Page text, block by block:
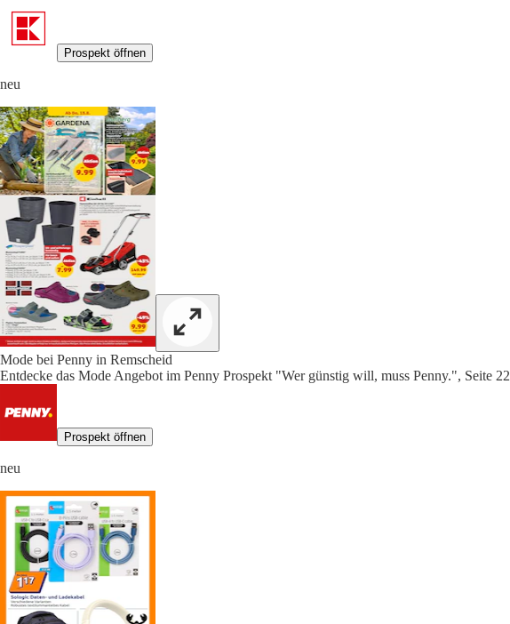
Prospekt öffnen
neu
Mode bei Penny in Remscheid
Entdecke das Mode Angebot im Penny Prospekt "Wer günstig will, muss Penny.", Seite 22
Prospekt öffnen
neu